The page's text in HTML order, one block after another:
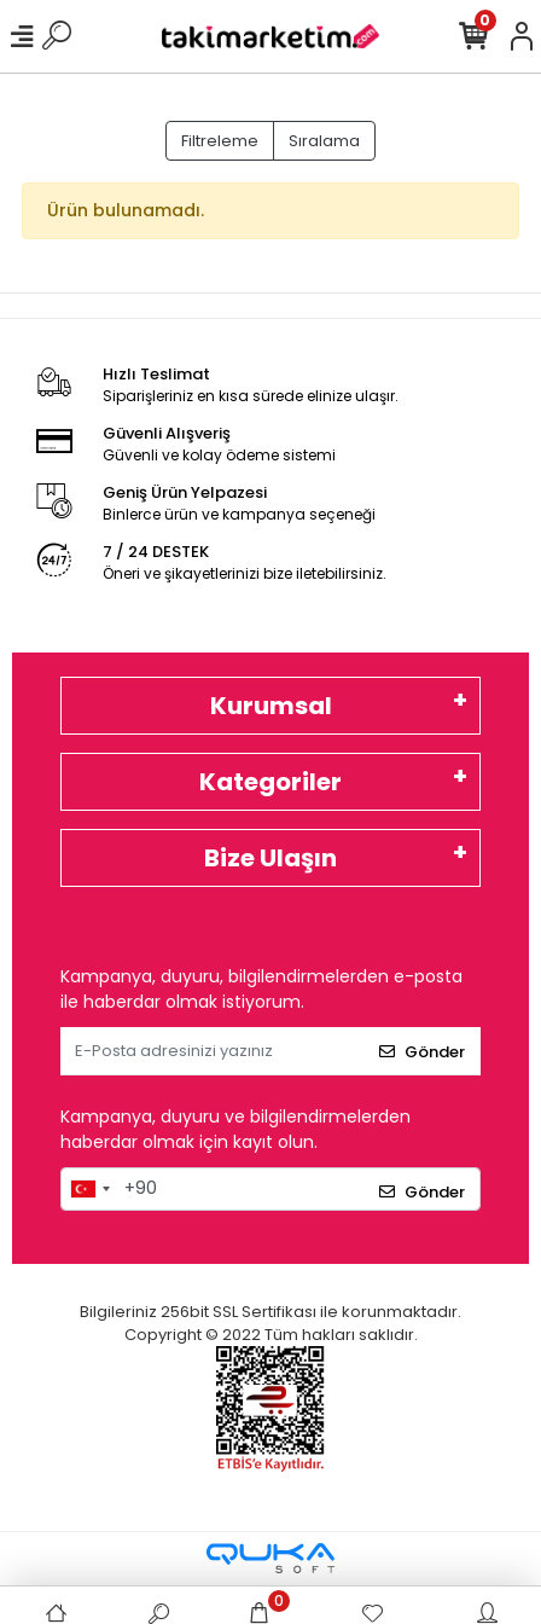
0
Filtreleme Sıralama
Ürün bulunamadı.
Hızlı Teslimat
Siparişleriniz en kısa sürede elinize ulaşır.
Güvenli Alışveriş
Güvenli ve kolay ödeme sistemi
Geniş Ürün Yelpazesi
Binlerce ürün ve kampanya seçeneği
7 / 24 DESTEK
Öneri ve şikayetlerinizi bize iletebilirsiniz.
Kurumsal
Kategoriler
Bize Ulaşın
Kampanya, duyuru, bilgilendirmelerden e-posta
ile haberdar olmak istiyorum.
Gönder
Kampanya, duyuru ve bilgilendirmelerden
haberdar olmak için kayıt olun.
Gönder
Bilgileriniz 256bit SSL Sertifikası ile korunmaktadır.
Copyright © 2022 Tüm hakları saklıdır.
0